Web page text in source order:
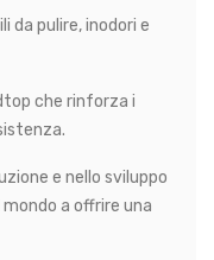
da pulire, inodori e
che rinforza i
e nello sviluppo
a offrire una